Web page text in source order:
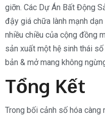
giỡn. Các Dự Án Bất Động
đậy giá chữa lành mạnh
nhiều chiều của cộng đồng
sản xuất một hệ sinh thái
bản & mở mang không
Tổng Kết
Trong bối cảnh số hóa càng